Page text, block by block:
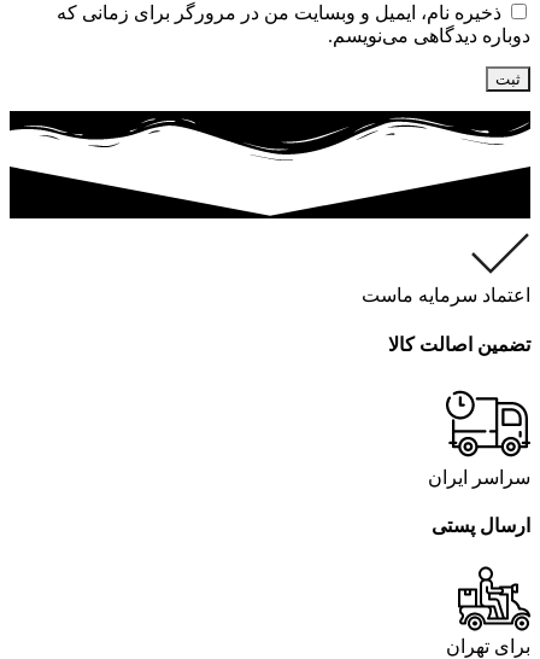
ذخیره نام، ایمیل و وبسایت من در مرورگر برای زمانی که
دوباره دیدگاهی می‌نویسم.
اعتماد سرمایه ماست
تضمین اصالت کالا
سراسر ایران
ارسال پستی
برای تهران